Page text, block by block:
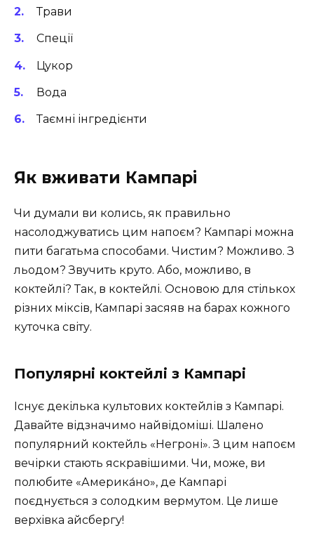
Трави
Спеції
Цукор
Вода
Таємні інгредієнти
Як вживати Кампарі
Чи думали ви колись, як правильно
насолоджуватись цим напоєм? Кампарі можна
пити багатьма способами. Чистим? Можливо. З
льодом? Звучить круто. Або, можливо, в
коктейлі? Так, в коктейлі. Основою для стількох
різних міксів, Кампарі засяяв на барах кожного
куточка світу.
Популярні коктейлі з Кампарі
Існує декілька культових коктейлів з Кампарі.
Давайте відзначимо найвідоміші. Шалено
популярний коктейль «Негроні». З цим напоєм
вечірки стають яскравішими. Чи, може, ви
полюбите «Америка́но», де Кампарі
поєднується з солодким вермутом. Це лише
верхівка айсбергу!